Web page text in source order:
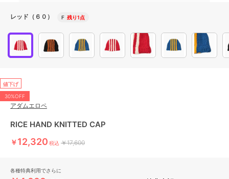
レッド（６０） F 残り1点
値下げ
30%OFF
アダムエロペ
RICE HAND KNITTED CAP
￥12,320 税込 ￥17,600
各種特典利用でさらに